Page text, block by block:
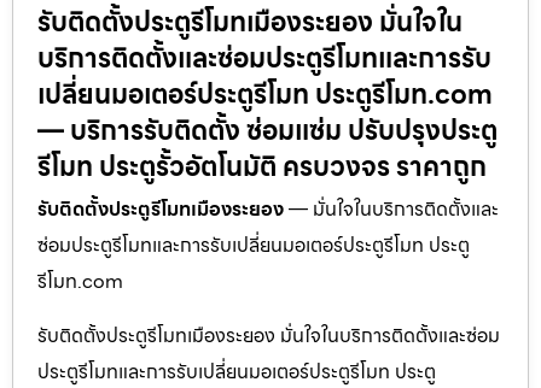
รับติดตั้งประตูรีโมทเมืองระยอง มั่นใจใน
บริการติดตั้งและซ่อมประตูรีโมทและการรับ
เปลี่ยนมอเตอร์ประตูรีโมท ประตูรีโมท.com
— บริการรับติดตั้ง ซ่อมแซ่ม ปรับปรุงประตู
รีโมท ประตูรั้วอัตโนมัติ ครบวงจร ราคาถูก
รับติดตั้งประตูรีโมทเมืองระยอง— มั่นใจในบริการติดตั้งและ
ซ่อมประตูรีโมทและการรับเปลี่ยนมอเตอร์ประตูรีโมท ประตู
รีโมท.com
รับติดตั้งประตูรีโมทเมืองระยอง มั่นใจในบริการติดตั้งและซ่อม
ประตูรีโมทและการรับเปลี่ยนมอเตอร์ประตูรีโมท ประตู